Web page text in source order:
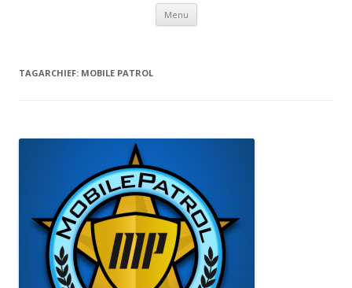
Menu Spring
inhoud
TAGARCHIEF: MOBILE PATROL